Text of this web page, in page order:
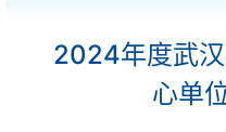
2024年度武
心单